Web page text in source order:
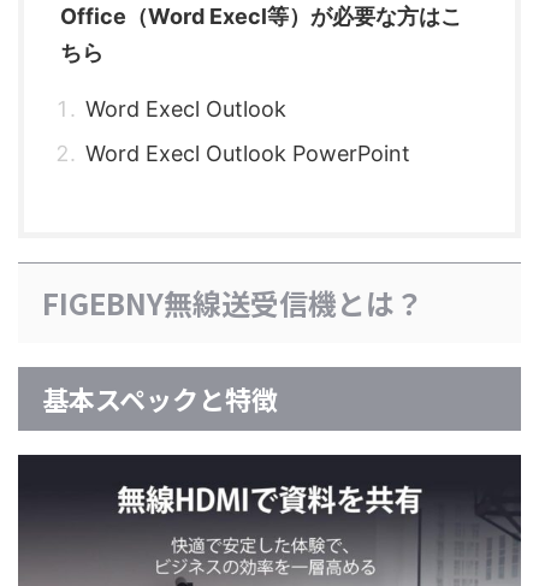
Office（Word Execl等）が必要な方はこ
ちら
Word Execl Outlook
Word Execl Outlook PowerPoint
FIGEBNY無線送受信機とは？
基本スペックと特徴